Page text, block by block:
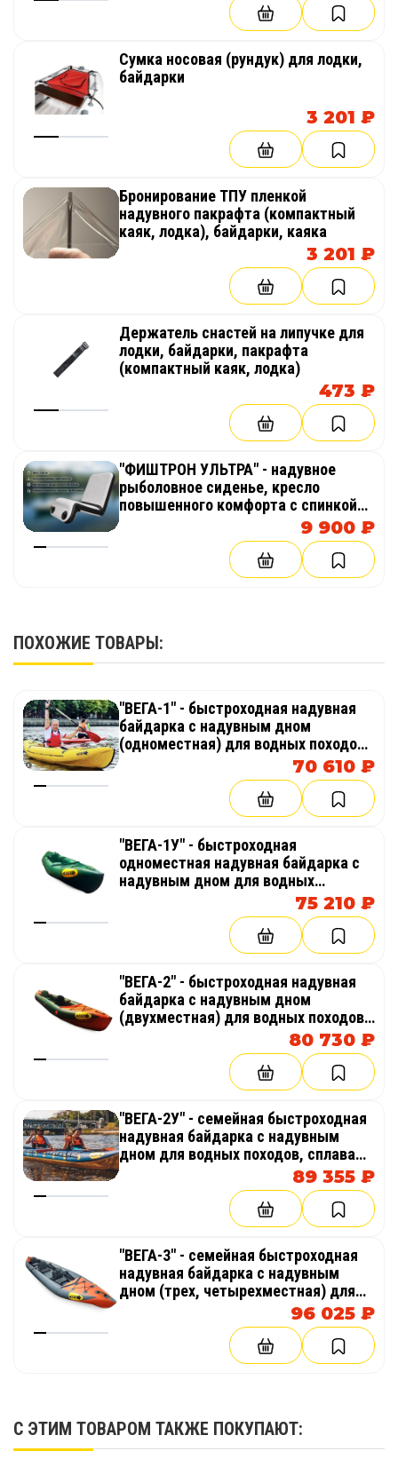
Сумка носовая (рундук) для лодки,
байдарки
3 201 ₽
Бронирование ТПУ пленкой
надувного пакрафта (компактный
каяк, лодка), байдарки, каяка
3 201 ₽
Держатель снастей на липучке для
лодки, байдарки, пакрафта
(компактный каяк, лодка)
473 ₽
"ФИШТРОН УЛЬТРА" - надувное
рыболовное сиденье, кресло
повышенного комфорта с спинкой
из AirDeck (воздушная палуба) в
лодку, байдарку, каяк
9 900 ₽
ПОХОЖИЕ ТОВАРЫ:
"ВЕГА-1" - быстроходная надувная
байдарка с надувным дном
(одноместная) для водных походов,
сплавам по рекам, озеру, морю.
70 610 ₽
"ВЕГА-1У" - быстроходная
одноместная надувная байдарка с
надувным дном для водных
походов, сплавам по речке, озеру,
морю. Штевневая
75 210 ₽
"ВЕГА-2" - быстроходная надувная
байдарка с надувным дном
(двухместная) для водных походов,
сплавам по рекам, озеру, морю.
80 730 ₽
"ВЕГА-2У" - семейная быстроходная
надувная байдарка с надувным
дном для водных походов, сплавам
по речке, озеру, морю. Штевневая
89 355 ₽
"ВЕГА-3" - семейная быстроходная
надувная байдарка с надувным
дном (трех, четырехместная) для
водных походов, сплавов, морю.
96 025 ₽
С ЭТИМ ТОВАРОМ ТАКЖЕ ПОКУПАЮТ: